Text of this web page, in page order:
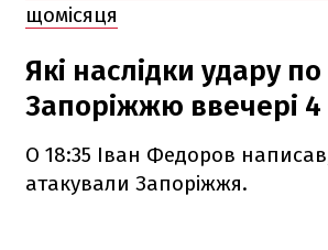
щомісяця
Які наслідки удару по
Запоріжжю ввечері 4
О 18:35 Іван Федоров
атакували Запоріжжя.